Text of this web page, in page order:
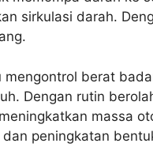
sirkulasi darah.
berat
Dengan rutin
massa
peningkatan